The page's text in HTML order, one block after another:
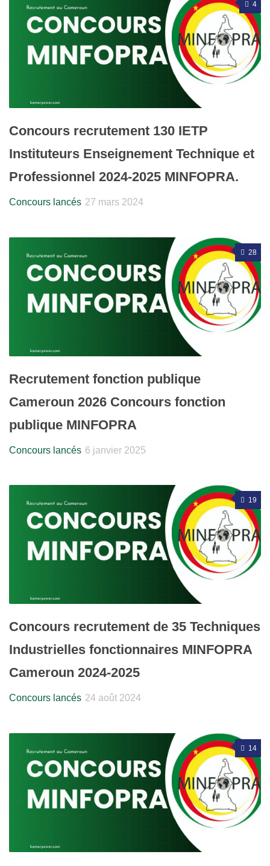
4
Concours recrutement 130 IETP
Instituteurs Enseignement Technique et
Professionnel 2024-2025 MINFOPRA.
Concours lancés 27 mars 2024
28
Recrutement fonction publique
Cameroun 2026 Concours fonction
publique MINFOPRA
Concours lancés 6 janvier 2025
19
Concours recrutement de 35 Techniques
Industrielles fonctionnaires MINFOPRA
Cameroun 2024-2025
Concours lancés 24 août 2024
14